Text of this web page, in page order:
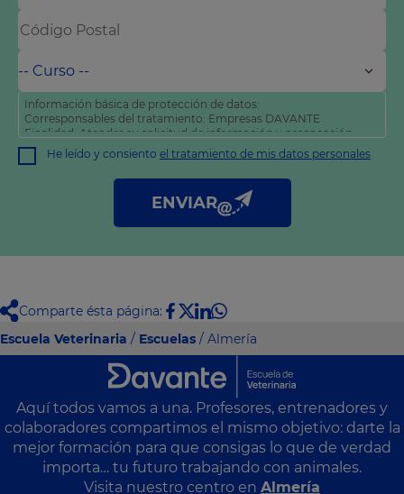
Información básica de protección de datos:
Corresponsables del tratamiento: Empresas DAVANTE
Finalidad: Atender su solicitud de información y prospección
comercial
Derechos: Puede acceder, rectificar y suprimir sus datos, así
como otros derechos tal y como se explica en nuestra
He leído y consiento el tratamiento de mis datos personales
ENVIAR
Comparte ésta página:
Escuela Veterinaria / Escuelas / Almería
Aquí todos vamos a una. Profesores, entrenadores y
colaboradores compartimos el mismo objetivo: darte la
mejor formación para que consigas lo que de verdad
importa… tu futuro trabajando con animales.
Visita nuestro centro en Almería